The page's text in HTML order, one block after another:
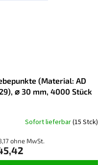
(Material: AD
⌀ 30 mm, 4000 Stück
Sofort lieferbar(15 Stck)
ohne MwSt.